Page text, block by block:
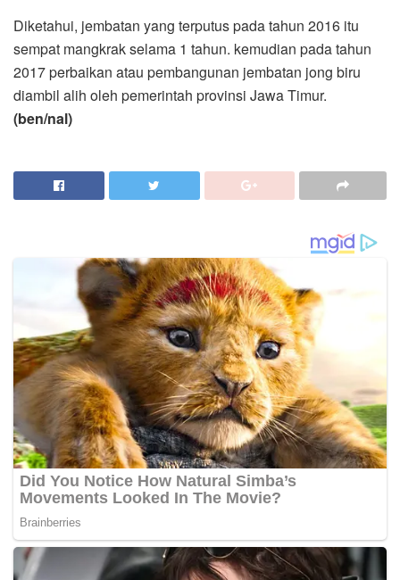
Diketahui, jembatan yang terputus pada tahun 2016 itu
sempat mangkrak selama 1 tahun. kemudian pada tahun
2017 perbaikan atau pembangunan jembatan jong biru
diambil alih oleh pemerintah provinsi Jawa Timur.
(ben/nal)